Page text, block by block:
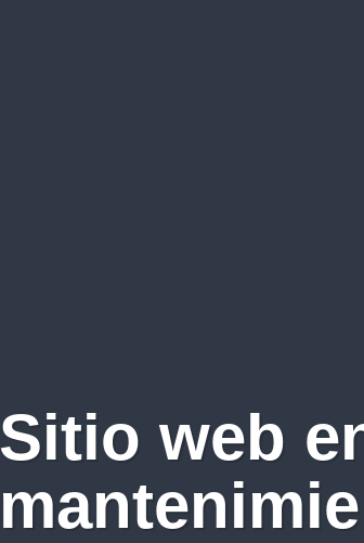
Sitio web